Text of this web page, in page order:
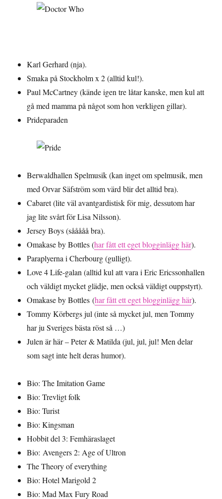
Karl Gerhard (nja).
Smaka på Stockholm x 2 (alltid kul!).
Paul McCartney (kände igen tre låtar kanske, men kul att
gå med mamma på något som hon verkligen gillar).
Prideparaden
Berwaldhallen Spelmusik (kan inget om spelmusik, men
med Orvar Säfström som värd blir det alltid bra).
Cabaret (lite väl avantgardistisk för mig, dessutom har
jag lite svårt för Lisa Nilsson).
Jersey Boys (sååååå bra).
Omakase by Bottles (har fått ett eget blogginlägg här).
Paraplyerna i Cherbourg (gulligt).
Love 4 Life-galan (alltid kul att vara i Eric Ericssonhallen
och väldigt mycket glädje, men också väldigt ouppstyrt).
Omakase by Bottles (har fått ett eget blogginlägg här).
Tommy Körbergs jul (inte så mycket jul, men Tommy
har ju Sveriges bästa röst så …)
Julen är här – Peter & Matilda (jul, jul, jul! Men delar
som sagt inte helt deras humor).
Bio: The Imitation Game
Bio: Trevligt folk
Bio: Turist
Bio: Kingsman
Hobbit del 3: Femhäraslaget
Bio: Avengers 2: Age of Ultron
The Theory of everything
Bio: Hotel Marigold 2
Bio: Mad Max Fury Road